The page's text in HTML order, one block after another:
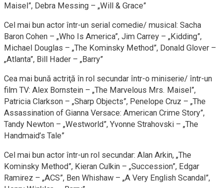
Maisel”, Debra Messing – „Will & Grace”
Cel mai bun actor într-un serial comedie/ musical: Sacha
Baron Cohen – „Who Is America”, Jim Carrey – „Kidding”,
Michael Douglas – „The Kominsky Method”, Donald Glover –
„Atlanta”, Bill Hader – „Barry”
Cea mai bună actriţă în rol secundar într-o miniserie/ într-un
film TV: Alex Bornstein – „The Marvelous Mrs. Maisel”,
Patricia Clarkson – „Sharp Objects”, Penelope Cruz – „The
Assassination of Gianna Versace: American Crime Story”,
Tandy Newton – „Westworld”, Yvonne Strahovski – „The
Handmaid’s Tale”
Cel mai bun actor într-un rol secundar: Alan Arkin, „The
Kominsky Method”, Kieran Culkin – „Succession”, Edgar
Ramirez – „ACS”, Ben Whishaw – „A Very English Scandal”,